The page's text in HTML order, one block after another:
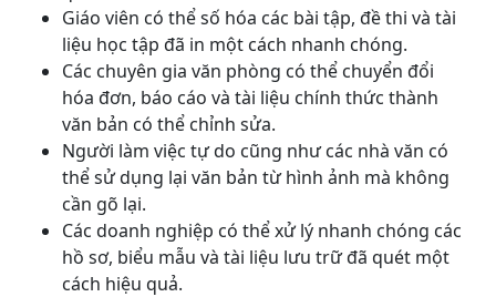
Giáo viên có thể số hóa các bài tập, đề thi và tài
liệu học tập đã in một cách nhanh chóng.
Các chuyên gia văn phòng có thể chuyển đổi
hóa đơn, báo cáo và tài liệu chính thức thành
văn bản có thể chỉnh sửa.
Người làm việc tự do cũng như các nhà văn có
thể sử dụng lại văn bản từ hình ảnh mà không
cần gõ lại.
Các doanh nghiệp có thể xử lý nhanh chóng các
hồ sơ, biểu mẫu và tài liệu lưu trữ đã quét một
cách hiệu quả.